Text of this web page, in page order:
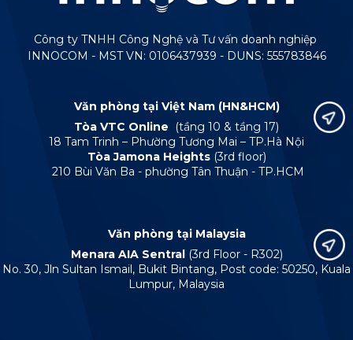
Công ty TNHH Công Nghệ và Tư vấn doanh nghiệp
INNOCOM - MST VN: 0106437939 - DUNS: 555783846
Văn phòng tại Việt Nam (HN&HCM)
Tòa VTC Online
(tầng 10 & tầng 17)
18 Tam Trinh – Phường Tương Mai – TP.Hà Nội
Tòa Jamona Heights (3rd floor)
210 Bùi Văn Ba - phường Tân Thuận - TP.HCM
Văn phòng tại Malaysia
Menara AIA Sentral (3rd Floor - R302)
No. 30, Jln Sultan Ismail, Bukit Bintang, Post code: 50250, Kuala
Lumpur, Malaysia